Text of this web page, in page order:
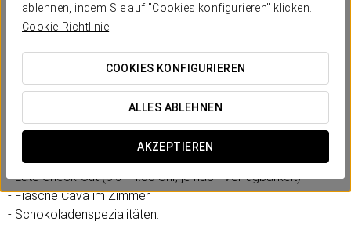
ablehnen, indem Sie auf "Cookies konfigurieren" klicken.
Cookie-Richtlinie
COOKIES KONFIGURIEREN
ALLES ABLEHNEN
AKZEPTIEREN
Romantisches Erlebnis
auf die Liebe konzentrieren können.
Im Eurostars Gran Hotel Santiago haben wir ein romantisches
Erlebnis geschaffen, das Sie mit Ihrem Partner teilen können.
Inklusive:
- Late Check-out (bis 14:00 Uhr, je nach Verfügbarkeit)
- Flasche Cava im Zimmer
- Schokoladenspezialitäten.